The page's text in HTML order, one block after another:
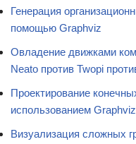
Генерация
помощью Graphviz
Овладение движками
Neato против Twopi
Проектирование
использованием Graphviz
Визуализация сложных